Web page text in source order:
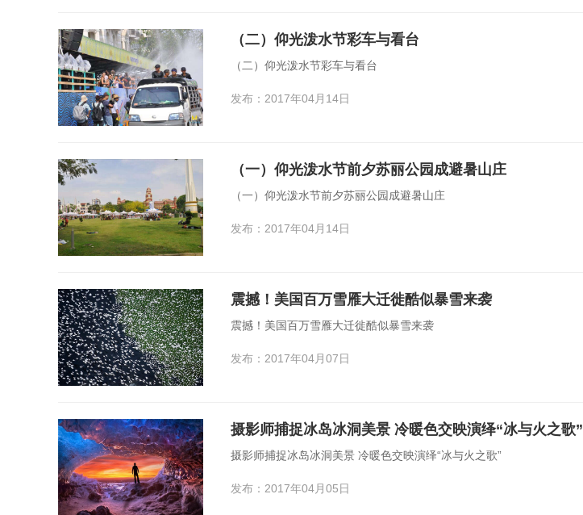
（二）仰光泼水节彩车与看台
（二）仰光泼水节彩车与看台
发布：2017年04月14日
（一）仰光泼水节前夕苏丽公园成避暑山庄
（一）仰光泼水节前夕苏丽公园成避暑山庄
发布：2017年04月14日
震撼！美国百万雪雁大迁徙酷似暴雪来袭
震撼！美国百万雪雁大迁徙酷似暴雪来袭
发布：2017年04月07日
摄影师捕捉冰岛冰洞美景 冷暖色交映演绎“冰与火之歌”
摄影师捕捉冰岛冰洞美景 冷暖色交映演绎“冰与火之歌”
发布：2017年04月05日